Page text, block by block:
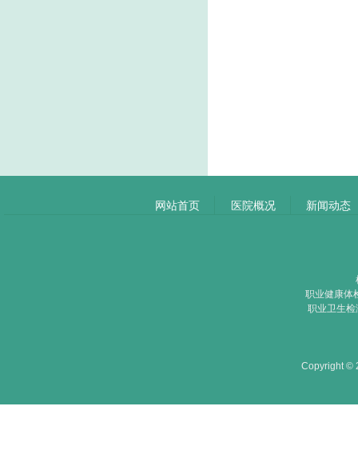
网站首页 医院概况 新闻动态
职业健康
职业卫生
Copyright ©